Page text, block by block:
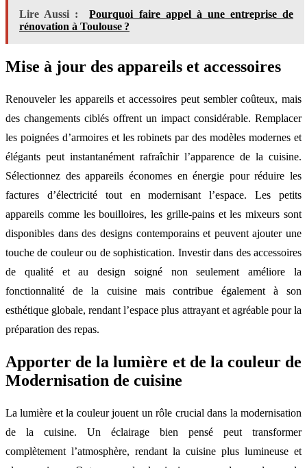
Lire Aussi :
Pourquoi faire appel à une entreprise de
rénovation à Toulouse ?
Mise à jour des appareils et accessoires
Renouveler les appareils et accessoires peut sembler coûteux, mais
des changements ciblés offrent un impact considérable. Remplacer
les poignées d’armoires et les robinets par des modèles modernes et
élégants peut instantanément rafraîchir l’apparence de la cuisine.
Sélectionnez des appareils économes en énergie pour réduire les
factures d’électricité tout en modernisant l’espace. Les petits
appareils comme les bouilloires, les grille-pains et les mixeurs sont
disponibles dans des designs contemporains et peuvent ajouter une
touche de couleur ou de sophistication. Investir dans des accessoires
de qualité et au design soigné non seulement améliore la
fonctionnalité de la cuisine mais contribue également à son
esthétique globale, rendant l’espace plus attrayant et agréable pour la
préparation des repas.
Apporter de la lumière et de la couleur de
Modernisation de cuisine
La lumière et la couleur jouent un rôle crucial dans la modernisation
de la cuisine. Un éclairage bien pensé peut transformer
complètement l’atmosphère, rendant la cuisine plus lumineuse et